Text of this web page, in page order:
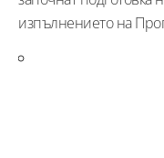
изпълнението на